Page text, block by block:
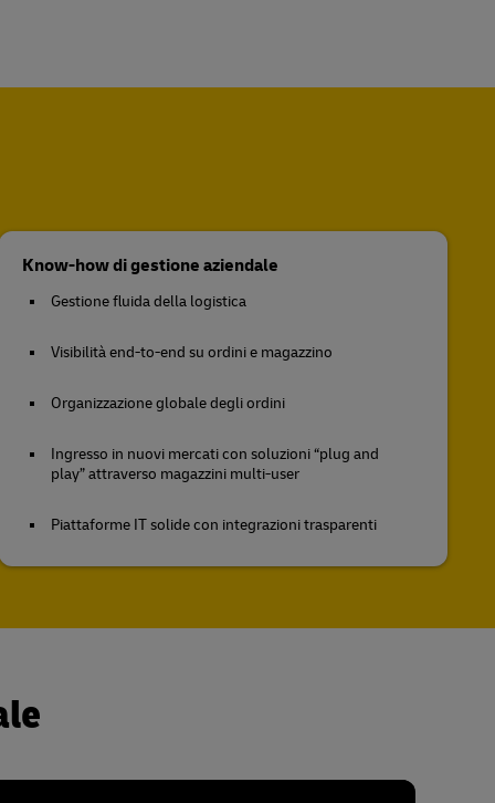
Know-how di gestione aziendale
Gestione fluida della logistica
Visibilità end-to-end su ordini e magazzino
Organizzazione globale degli ordini
Ingresso in nuovi mercati con soluzioni “plug and
play” attraverso magazzini multi-user
Piattaforme IT solide con integrazioni trasparenti